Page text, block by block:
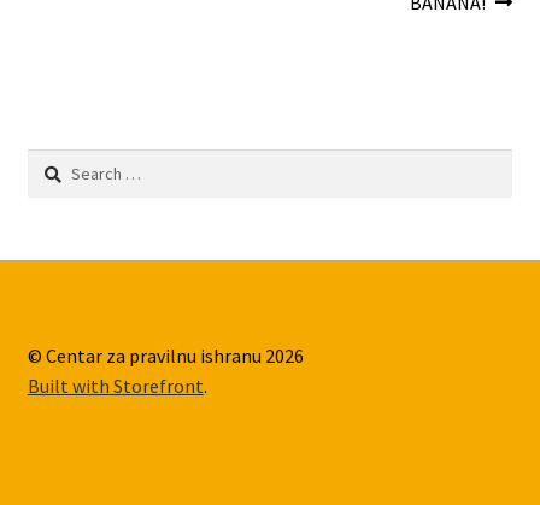
Search
© Centar za pravilnu ishranu 2026
Built with Storefront.